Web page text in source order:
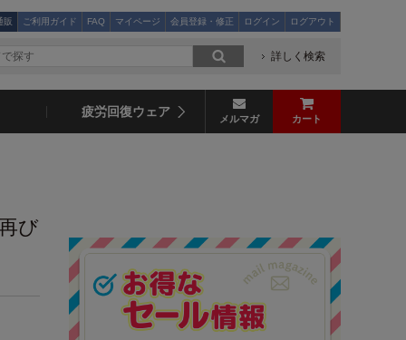
販 ご利用ガイド FAQ マイページ 会員登録・修正 ログイン ログアウト
詳しく検索
疲労回復ウェア メルマガ カート
び